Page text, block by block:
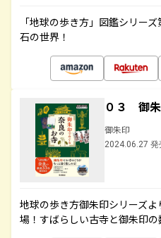
「地球の歩き方」図鑑シリー
石の世界！
０３ 御朱
御朱印
2024.06.27 発
地球の歩き方御朱印シリーズ
場！すばらしい古寺と御朱印